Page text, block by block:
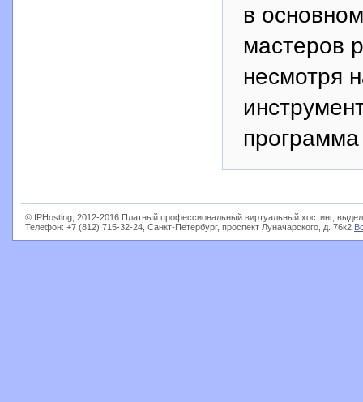
в
мастеров
несмотря
программа
© IPHosting, 2012-2016 Платный профессиональный виртуальный хостинг,
Телефон: +7 (812) 715-32-24, Санкт-Петербург, проспект Луначарского, д. 76к2